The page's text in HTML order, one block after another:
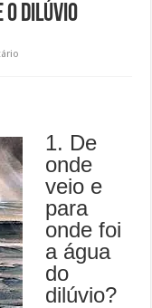
o Dilúvio
1. De
onde
veio e
para
onde foi
a água
do
dilúvio?